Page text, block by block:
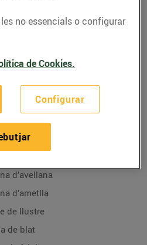
i fajol:
d’ou
d’avellana
d’ametlla
de llustre
de blat
no essencials o configurar
de Cookies.
Configurar